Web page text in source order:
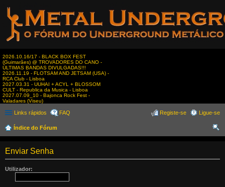
2026.10.16/17 - BLACK BOX FEST
(Guimarães) @ TROVADORES DO CANO -
ÚLTIMAS BANDAS DIVULGADAS!!!
2026.11.19 - FLOTSAM AND JETSAM (USA) -
RCA Club - Lisboa
2027.03.31 - UUHAI + ACYL + BLOSSOM
CULT - Republica da Musica - Lisboa
2027.07.09_10 - Bajonca Rock Fest -
Valadares (Viseu)
Links rápidos FAQ Ligue-se
Registe-se
Índice do Fórum
Enviar Senha
Utilizador: